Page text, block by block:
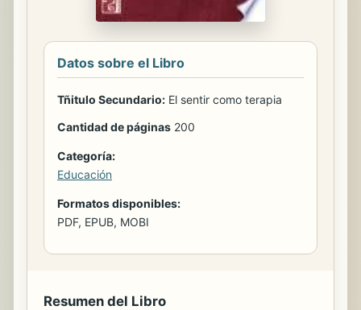
Datos sobre el Libro
Tñitulo Secundario: El sentir como terapia
Cantidad de páginas 200
Categoría:
Educación
Formatos disponibles:
PDF, EPUB, MOBI
Resumen del Libro